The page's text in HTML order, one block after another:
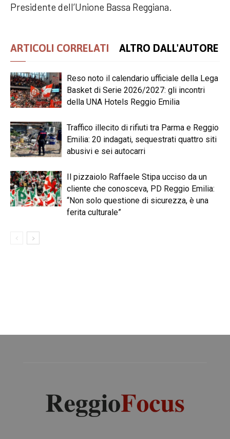
Presidente dell’Unione Bassa Reggiana.
ARTICOLI CORRELATI ALTRO DALL'AUTORE
Reso noto il calendario ufficiale della Lega
Basket di Serie 2026/2027: gli incontri
della UNA Hotels Reggio Emilia
Traffico illecito di rifiuti tra Parma e Reggio
Emilia: 20 indagati, sequestrati quattro siti
abusivi e sei autocarri
Il pizzaiolo Raffaele Stipa ucciso da un
cliente che conosceva, PD Reggio Emilia:
“Non solo questione di sicurezza, è una
ferita culturale”